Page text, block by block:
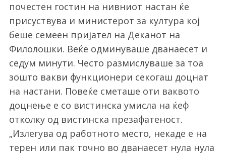
почестен гостин на нивниот настан ќе
присуствува и министерот за култура кој
беше семеен пријател на Деканот на
Филолошки. Веќе одминуваше дванаесет и
седум минути. Често размислуваше за тоа
зошто вакви функционери секогаш доцнат
на настани. Повеќе сметаше оти ваквото
доцнење е со вистинска умисла на ќеф
отколку од вистинска презафатеност.
„Излегува од работното место, некаде е на
терен или пак точно во дванаесет нула нула
S